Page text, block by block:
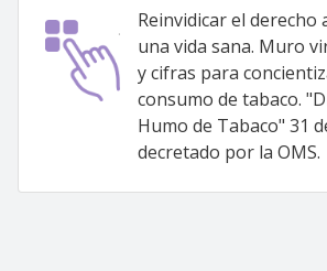
Reinvidicar el derecho
una vida sana. Muro
y cifras para
consumo de tabaco.
Humo de Tabaco" 31
decretado por la OMS.